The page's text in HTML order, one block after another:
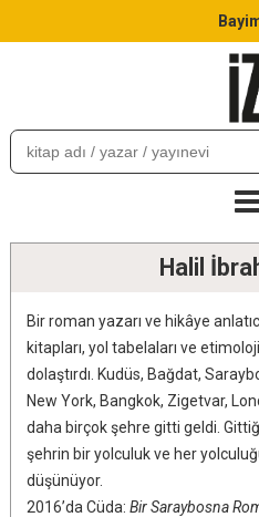
Halil
Bir roman yazarı ve hikâye
kitapları, yol tabelaları ve
dolaştırdı. Kudüs, Bağdat,
New York, Bangkok, Zigetvar,
daha birçok şehre gitti geldi.
şehrin bir yolculuk ve her
düşünüyor.
2016’da Cüda: Bir Saraybosna